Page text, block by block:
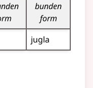
bunden
form
jugla